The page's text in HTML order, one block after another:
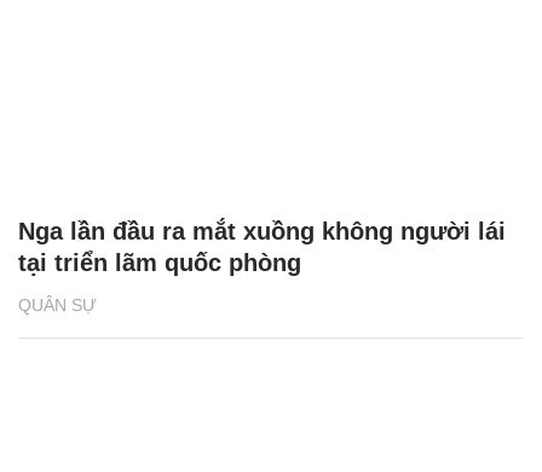
QUÂN SỰ
Nga lần đầu ra mắt xuồng không người lái
tại triển lãm quốc phòng